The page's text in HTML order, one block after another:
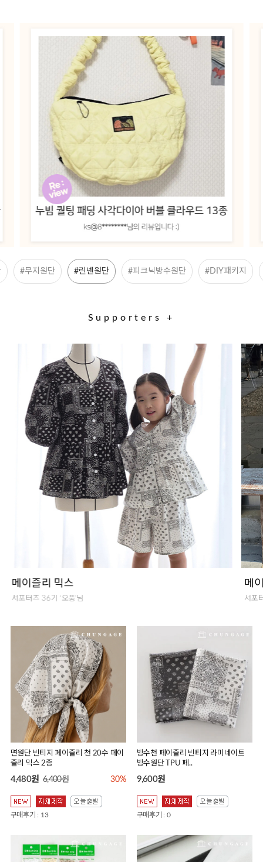
#무지원단 #린넨원단 #피크닉방수원단 #DIY패키지
Supporters +
메이즐리 믹스
서포터즈 36기 ‘오풍’님
메
서포
면원단 빈티지 페이즐리 천 20수 페이
즐리 믹스 2종
4,480원 6,400원 30%
구매후기 : 13
방수천 페이즐리 빈티지 라미네이트
방수원단 TPU 페..
9,600원
구매후기 : 0